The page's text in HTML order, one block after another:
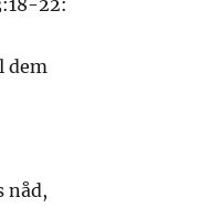
22:
dem
nåd,